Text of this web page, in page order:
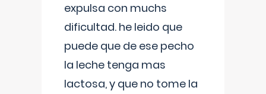
expulsa con muchs
dificultad. he leido que
puede que de ese pecho
la leche tenga mas
lactosa, y que no tome la